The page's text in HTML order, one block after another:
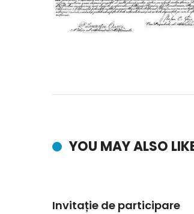
YOU MAY ALSO
Invitație de participare